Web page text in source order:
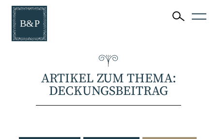
ARTIKEL ZUM THEMA:
DECKUNGSBEITRAG